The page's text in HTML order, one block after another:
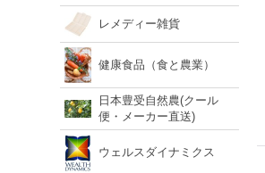
レメディー雑貨
健康食品（食と農業）
日本豊受自然農(クール
便・メーカー直送)
ウェルスダイナミクス